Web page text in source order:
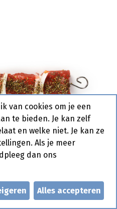
+ Kruiden 5 x
van cookies om je een
te bieden. Je kan zelf
en welke niet. Je kan ze
Als je meer
dan ons
Alles accepteren